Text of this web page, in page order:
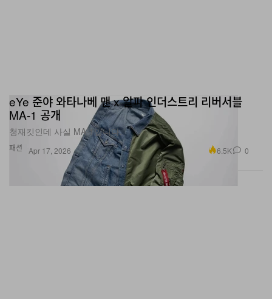
패션
eYe 준야 와타나베 맨 x 알파 인더스트리 리버서블
MA-1 공개
청재킷인데 사실 MA-1입니다.
Apr 17, 2026 6.5K 0